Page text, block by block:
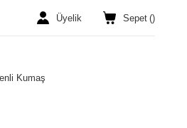
Üyelik Sepet ()
Kumaş